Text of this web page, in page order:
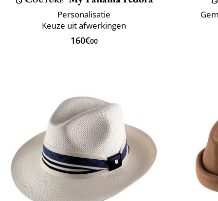
Personalisatie
Keuze uit afwerkingen
160€00